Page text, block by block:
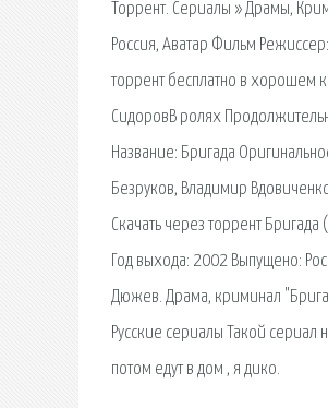
Торрент. Сериалы » Драмы,
Россия, Аватар Фильм
торрент бесплатно в хорошем
СидоровВ ролях
Название: Бригада
Безруков, Владимир
Скачать через торрент
Год выхода: 2002 Выпущено:
Дюжев. Драма, криминал
Русские сериалы Такой сериал
потом едут в дом , я дико.